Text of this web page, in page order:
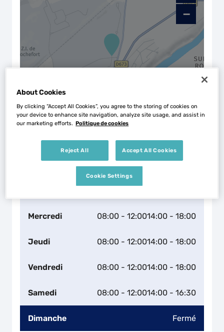
Horaires d'ouverture
08:00 - 12:00
Mercredi 08:00 - 12:0014:00 - 18:00
Jeudi 08:00 - 12:0014:00 - 18:00
Vendredi 08:00 - 12:0014:00 - 18:00
Samedi 08:00 - 12:0014:00 - 16:30
Dimanche Fermé
−
Naviguer Itinéraire
About Cookies
By clicking “Accept All Cookies”, you agree to the storing of cookies on
your device to enhance site navigation, analyze site usage, and assist in
our marketing efforts. Politique de cookies
Reject All Accept All Cookies
Cookie Settings